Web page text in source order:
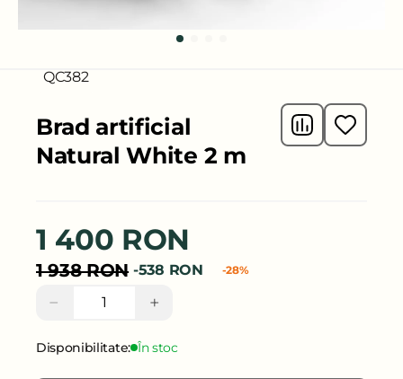
QC382
Brad artificial
Natural White 2 m
1 400 RON
1 938 RON -538 RON -28%
− +
Disponibilitate: În stoc